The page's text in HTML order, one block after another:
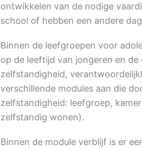
ontwikkelen van de nodige
school of hebben een andere
Binnen de leefgroepen voor
op de leeftijd van jongeren en
zelfstandigheid,
verschillende modules aan die
zelfstandigheid: leefgroep,
zelfstandig wonen).
Binnen de module verblijf is er